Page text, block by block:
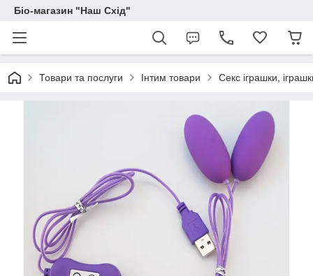
Біо-магазин "Наш Схід"
Товари та послуги Інтим товари Секс іграшки,